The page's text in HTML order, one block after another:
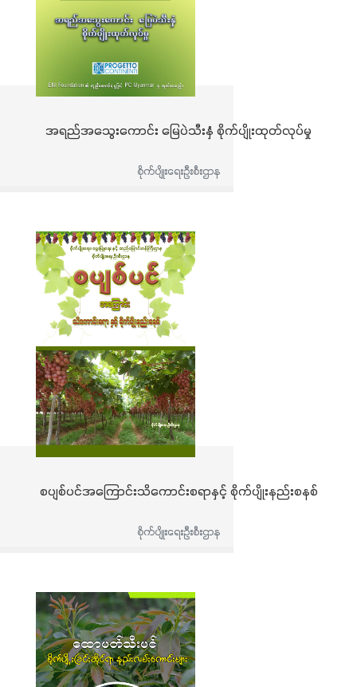
အရည်အသွေးကောင်း မြေပဲသီးနှံ စိုက်ပျိုးထုတ်လုပ်မှု
စိုက်ပျိုးရေးဦးစီးဌာန
စပျစ်ပင်အကြောင်းသိကောင်းစရာနှင့် စိုက်ပျိုးနည်းစနစ်
စိုက်ပျိုးရေးဦးစီးဌာန